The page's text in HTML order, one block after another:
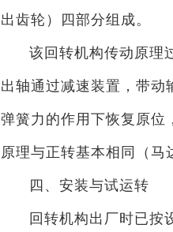
出齿轮）四部分组成。
该回转机构传动原理
出轴通过减速装置，带
弹簧力的作用下恢复原位
原理与正转基本相同（马
四、安装与试运转
回转机构出厂时已按